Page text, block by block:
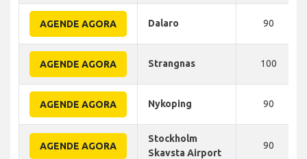
AGENDE AGORA Dalaro 90
AGENDE AGORA Strangnas 100
AGENDE AGORA Nykoping 90
AGENDE AGORA
Stockholm
Skavsta Airport
90